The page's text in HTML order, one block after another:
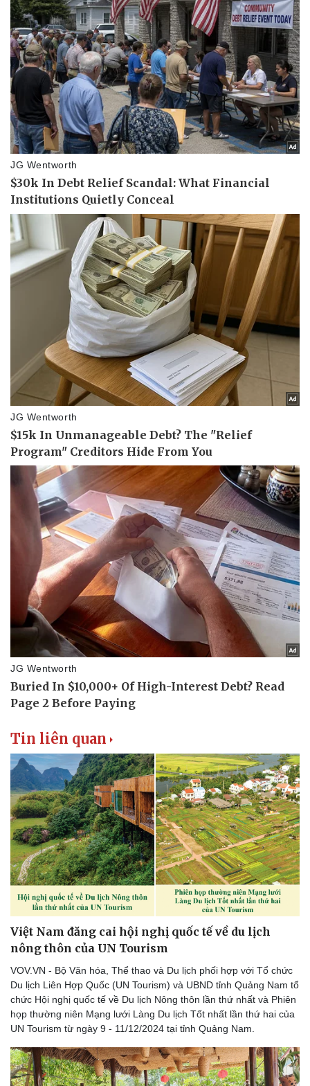
Doanh nghiệp
Thông tin doanh nghiệp
Doanh nghiệp 24h
Doanh nhân
Vì cộng đồng
Công nghệ
Sành điệu
Tin Công nghệ
Trải nghiệm
Chuyển đổi số
Tin liên quan
Việt Nam đăng cai hội nghị quốc tế về du lịch
nông thôn của UN Tourism
VOV.VN - Bộ Văn hóa, Thể thao và Du lịch phối hợp với Tổ chức
Du lịch Liên Hợp Quốc (UN Tourism) và UBND tỉnh Quảng Nam tổ
chức Hội nghị quốc tế về Du lịch Nông thôn lần thứ nhất và Phiên
họp thường niên Mạng lưới Làng Du lịch Tốt nhất lần thứ hai của
UN Tourism từ ngày 9 - 11/12/2024 tại tỉnh Quảng Nam.